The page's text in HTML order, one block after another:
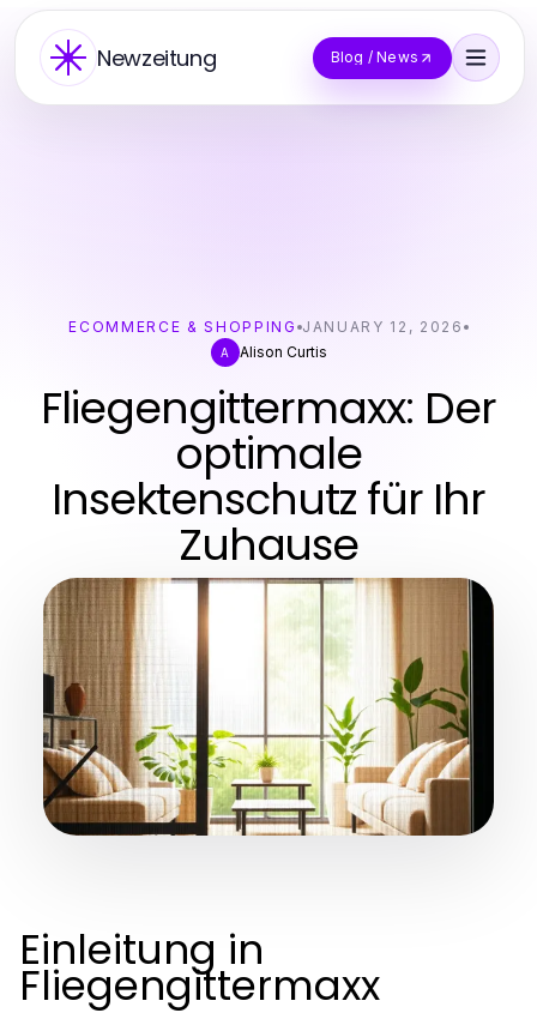
Newzeitung Blog / News
ECOMMERCE & SHOPPING JANUARY 12, 2026
A Alison Curtis
Fliegengittermaxx: Der
optimale
Insektenschutz für Ihr
Zuhause
Einleitung in
Fliegengittermaxx